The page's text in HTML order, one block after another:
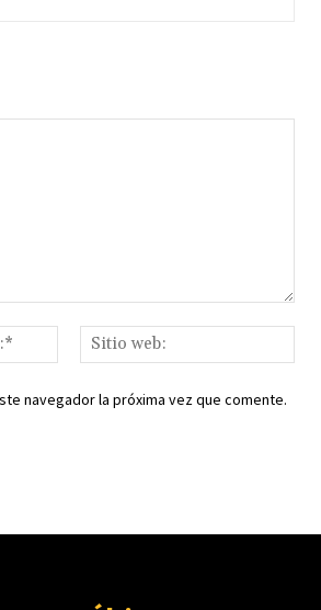
Correo
electrónico:*
web:
navegador la próxima vez que comente.